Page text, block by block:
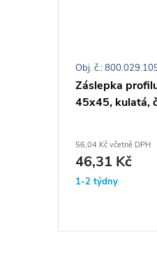
Záslepka
45x45, kulatá,
56,04 Kč včetně DPH
46,31 Kč
1-2 týdny
Obj. č.: